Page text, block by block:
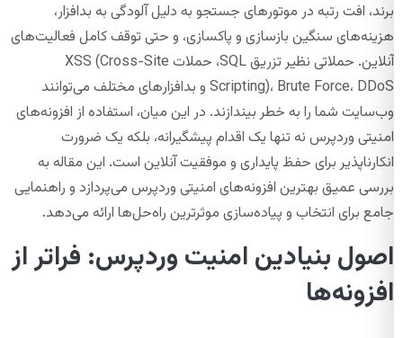
برند، افت رتبه در موتورهای جستجو به دلیل آلودگی به بدافزار،
هزینه‌های سنگین بازسازی و پاکسازی، و حتی توقف کامل فعالیت‌های
آنلاین. حملاتی نظیر تزریق SQL، حملات XSS (Cross-Site
Scripting)، Brute Force، DDoS و بدافزارهای مختلف می‌توانند
وب‌سایت شما را به خطر بیندازند. در این میان، استفاده از افزونه‌های
امنیتی وردپرس نه تنها یک اقدام پیشگیرانه، بلکه یک ضرورت
انکارناپذیر برای حفظ پایداری و موفقیت آنلاین است. این مقاله به
بررسی عمیق بهترین افزونه‌های امنیتی وردپرس می‌پردازد و راهنمایی
جامع برای انتخاب و پیاده‌سازی موثرترین راه‌حل‌ها ارائه می‌دهد.
اصول بنیادین امنیت وردپرس: فراتر از
افزونه‌ها